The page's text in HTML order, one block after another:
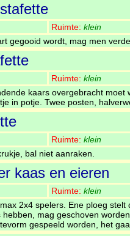
Ruimte:klein
gegooid wordt, mag men
Ruimte:klein
kaars overgebracht
in potje. Twee posten,
Ruimte:klein
bal niet aanraken.
kaas en eieren
Ruimte:klein
2x4 spelers. Ene ploeg
mag geschoven
gespeeld worden, het